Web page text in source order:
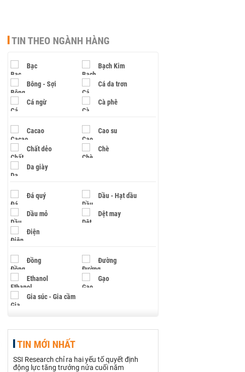
TIN THEO NGÀNH HÀNG
Bạc Bạch Kim
Bông - Sợi Cá da trơn
Cá ngừ Cà phê
Cacao Cao su
Chất dẻo Chè
Da giày
Đá quý Dầu - Hạt dầu
Dầu mỏ Dệt may
Điện
Đồng Đường
Ethanol Gạo
Gia súc - Gia cầm
Hạt điều
Khí đốt
TIN MỚI NHẤT
SSI Research chỉ ra hai yếu tố quyết định
động lực tăng trưởng nửa cuối năm